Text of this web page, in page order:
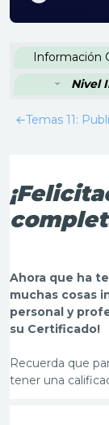
Información
Nivel
←Temas 11:
Ahora que ha
muchas cosas
personal y
su Certificado!
Recuerda que
tener una